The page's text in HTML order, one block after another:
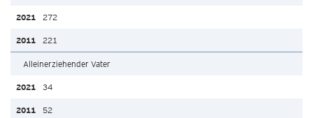
272
221
Alleinerziehender Vater
34
52